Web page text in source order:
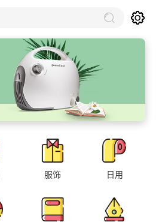
服饰 日用